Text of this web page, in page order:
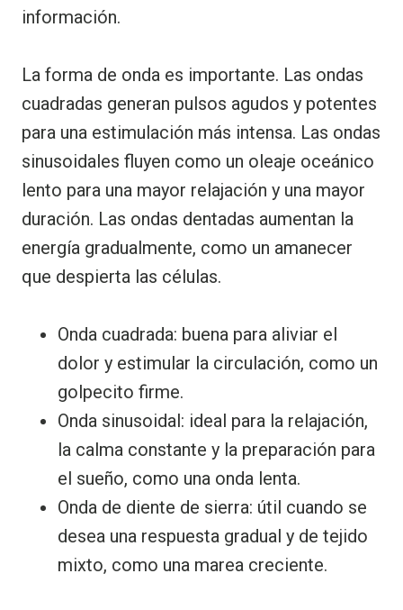
información.
La forma de onda es importante. Las ondas
cuadradas generan pulsos agudos y potentes
para una estimulación más intensa. Las ondas
sinusoidales fluyen como un oleaje oceánico
lento para una mayor relajación y una mayor
duración. Las ondas dentadas aumentan la
energía gradualmente, como un amanecer
que despierta las células.
Onda cuadrada: buena para aliviar el
dolor y estimular la circulación, como un
golpecito firme.
Onda sinusoidal: ideal para la relajación,
la calma constante y la preparación para
el sueño, como una onda lenta.
Onda de diente de sierra: útil cuando se
desea una respuesta gradual y de tejido
mixto, como una marea creciente.